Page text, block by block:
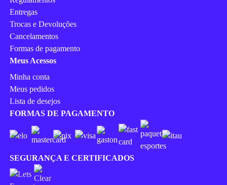
Entregas
Trocas e Devoluções
Cancelamentos
Formas de pagamento
Meus Acessos
Minha conta
Meus pedidos
Lista de desejos
FORMAS DE PAGAMENTO
SEGURANÇA E CERTIFICADOS